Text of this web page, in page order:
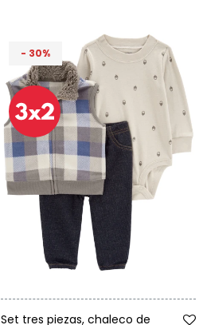
30
Set tres piezas, chaleco de